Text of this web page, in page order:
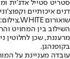
סטריט סטייל אדג׳ית
דנים איכותיים
שואורום WHITE,צילום: RENÉ
השילוב בין המחויט
מרעננת, שכן לחלוטין
בקופנהגן.
עובדה מעניינת על